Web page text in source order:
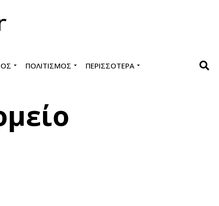
ΠΟΛΙΤΙΣΜΌΣ ΠΕΡΙΣΣΌΤΕΡΑ